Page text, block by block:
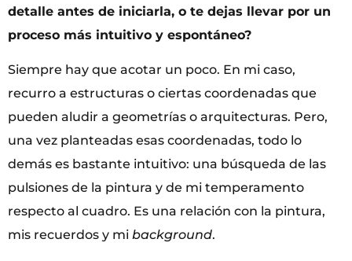
detalle antes de iniciarla, o te dejas llevar por un
proceso más intuitivo y espontáneo?
Siempre hay que acotar un poco. En mi caso,
recurro a estructuras o ciertas coordenadas que
pueden aludir a geometrías o arquitecturas. Pero,
una vez planteadas esas coordenadas, todo lo
demás es bastante intuitivo: una búsqueda de las
pulsiones de la pintura y de mi temperamento
respecto al cuadro. Es una relación con la pintura,
mis recuerdos y mi background.